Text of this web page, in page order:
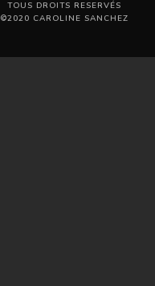
TOUS DROITS RESERVÉS
©2020 CAROLINE SANCHEZ